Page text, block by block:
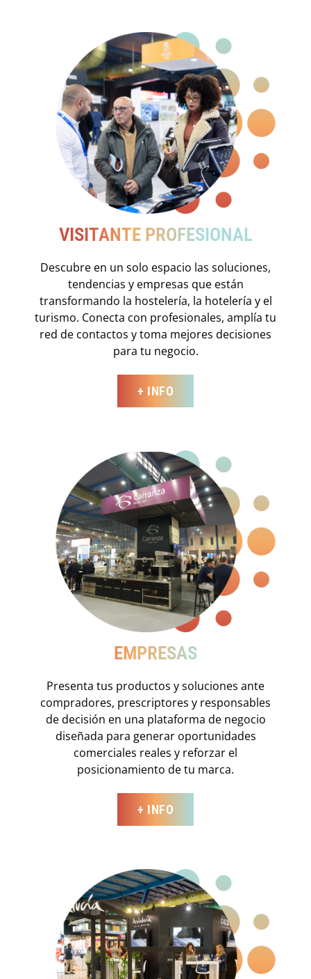
VISITANTE PROFESIONAL
Descubre en un solo espacio las soluciones,
tendencias y empresas que están
transformando la hostelería, la hotelería y el
turismo. Conecta con profesionales, amplía tu
red de contactos y toma mejores decisiones
para tu negocio.
+ INFO
EMPRESAS
Presenta tus productos y soluciones ante
compradores, prescriptores y responsables
de decisión en una plataforma de negocio
diseñada para generar oportunidades
comerciales reales y reforzar el
posicionamiento de tu marca.
+ INFO